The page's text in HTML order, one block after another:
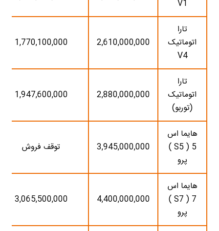
V1
تارا
اتوماتیک
V4
2,610,000,000
1,770,100,000
تارا
اتوماتیک
(توربو)
2,880,000,000
1,947,600,000
هایما اس
5 ( S5 )
پرو
3,945,000,000 توقف فروش
هایما اس
7 ( S7 )
پرو
4,400,000,000
3,065,500,000